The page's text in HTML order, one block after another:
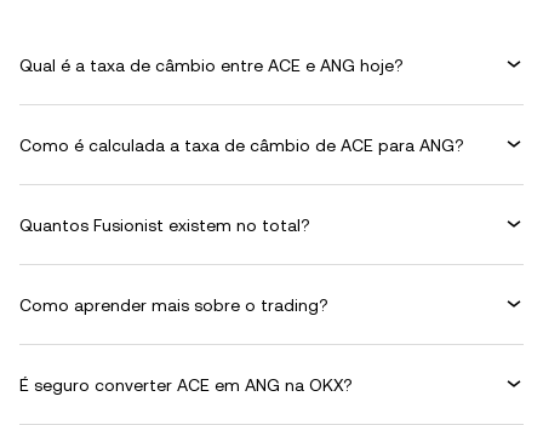
Qual é a taxa de câmbio entre ACE e ANG hoje?
Como é calculada a taxa de câmbio de ACE para ANG?
Quantos Fusionist existem no total?
Como aprender mais sobre o trading?
É seguro converter ACE em ANG na OKX?